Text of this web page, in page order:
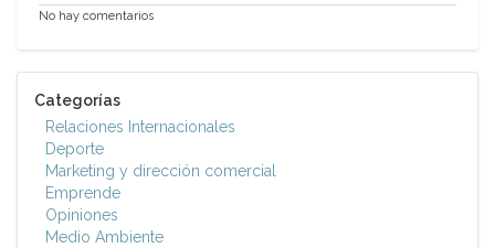
No hay comentarios
Categorías
Relaciones Internacionales
Deporte
Marketing y dirección comercial
Emprende
Opiniones
Medio Ambiente